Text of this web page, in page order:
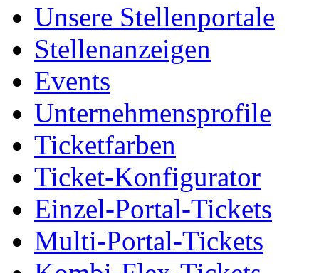
Unsere Stellenportale
Stellenanzeigen
Events
Unternehmensprofile
Ticketfarben
Ticket-Konfigurator
Einzel-Portal-Tickets
Multi-Portal-Tickets